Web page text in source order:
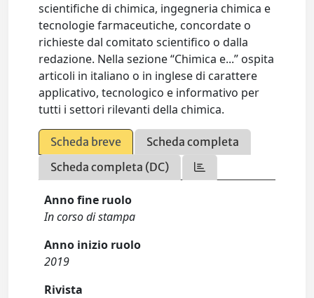
scientifiche di chimica, ingegneria chimica e
tecnologie farmaceutiche, concordate o
richieste dal comitato scientifico o dalla
redazione. Nella sezione “Chimica e...” ospita
articoli in italiano o in inglese di carattere
applicativo, tecnologico e informativo per
tutti i settori rilevanti della chimica.
Scheda breve
Scheda completa
Scheda completa (DC)
Anno fine ruolo
In corso di stampa
Anno inizio ruolo
2019
Rivista